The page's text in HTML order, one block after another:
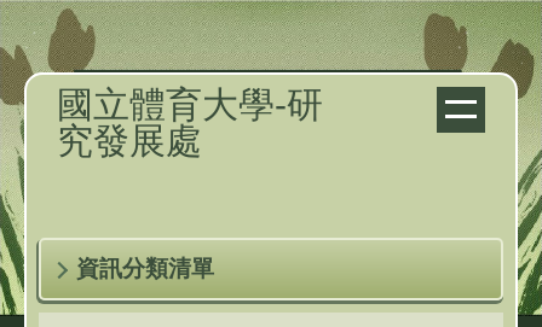
跳
到
主
要
內
容
區
國立體育大學-研
究發展處
資訊分類清單